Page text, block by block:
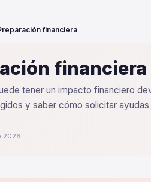
financiera
financiera
tener un impacto financiero
y saber cómo solicitar
2026